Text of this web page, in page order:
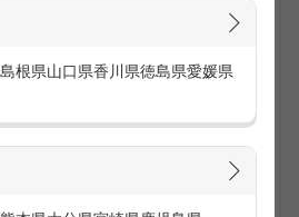
島根県山口県香川県徳島県愛媛県
ど
で、お客様も興味津々！